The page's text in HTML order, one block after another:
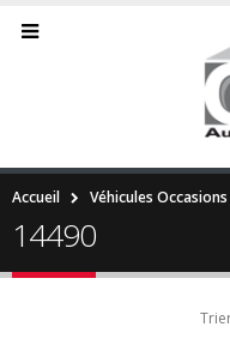
Accueil Véhicules
14490